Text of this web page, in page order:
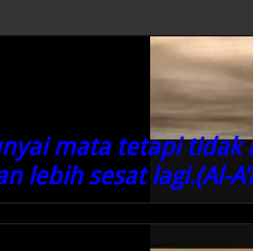
mata tetapi
sesat lagi.(Al-